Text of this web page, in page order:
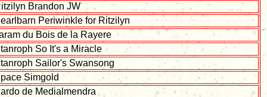
Brandon JW
Periwinkle for Ritzilyn
du Bois de la Rayere
So It's a Miracle
Sailor's Swansong
Simgold
de Medialmendra